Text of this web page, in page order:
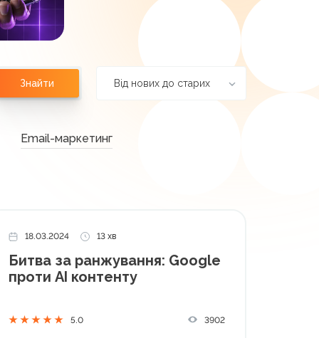
Знайти Від нових до старих
Email-маркетинг
18.03.2024 13 хв
Битва за ранжування: Google
проти AI контенту
5.0 3902